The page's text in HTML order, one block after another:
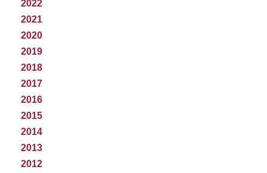
2022
2021
2020
2019
2018
2017
2016
2015
2014
2013
2012